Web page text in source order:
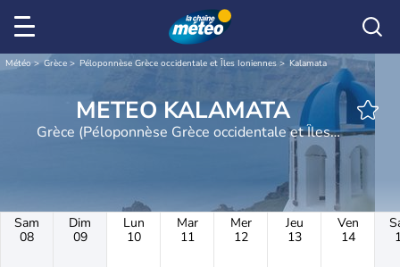
Météo Grèce Péloponnèse Grèce occidentale et Îles Ioniennes Kalamata
METEO KALAMATA
Grèce (Péloponnèse Grèce occidentale et Îles
Sam
08
Dim
09
Lun
10
Mar
11
Mer
12
Jeu
13
Ven
14